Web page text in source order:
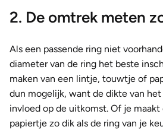
2. De omtrek meten
Als een passende ring niet
diameter van de ring het beste
maken van een lintje, touwtje of
dun mogelijk, want de dikte van
invloed op de uitkomst. Of je
papiertje zo dik als de ring van je